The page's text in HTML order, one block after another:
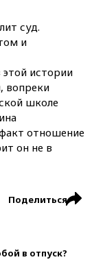
суд.
и
истории
вопреки
школе
отношение
он не в
Поделиться
в отпуск?